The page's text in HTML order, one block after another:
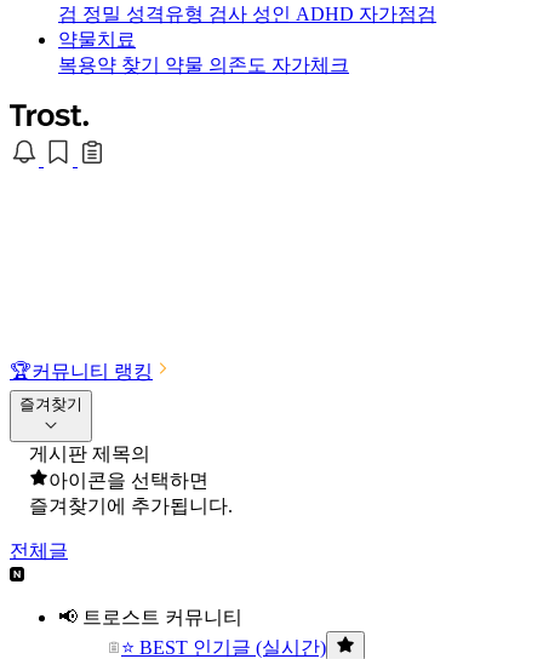
검 정밀 성격유형 검사 성인 ADHD 자가점검
약물치료
복용약 찾기 약물 의존도 자가체크
🏆커뮤니티 랭킹
즐겨찾기
게시판 제목의
아이콘을 선택하면
즐겨찾기에 추가됩니다.
전체글
📢 트로스트 커뮤니티
⭐ BEST 인기글 (실시간)